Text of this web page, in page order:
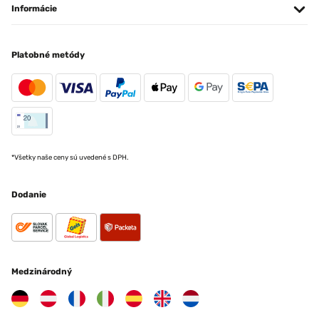
Informácie
Platobné metódy
*Všetky naše ceny sú uvedené s DPH.
Dodanie
Medzinárodný